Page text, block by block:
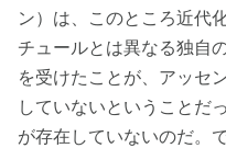
ン）は、このところ近代
チュールとは異なる独自
を受けたことが、アッセ
していないということだ
が存在していないのだ。